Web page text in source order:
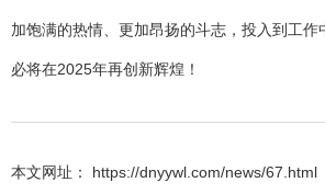
加饱满的热情、更加昂扬的斗志，投入到工作
必将在2025年再创新辉煌！
本文网址： https://dnyywl.com/news/67.html